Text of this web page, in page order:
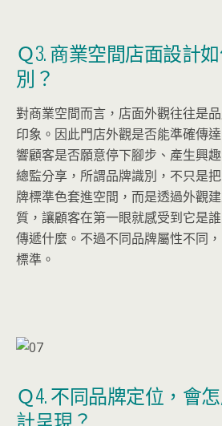
Ｑ3. 商業空間店面設計
別？
對商業空間而言，店面外觀往往是
印象。因此門店外觀是否能準確傳
響顧客是否願意停下腳步、產生興
總監分享，所謂品牌識別，不只是
牌標準色套進空間，而是透過外觀
質，讓顧客在第一眼就感受到它是
傳遞什麼。不過不同品牌屬性不同
標準。
Ｑ4. 不同品牌定位，會
計呈現？